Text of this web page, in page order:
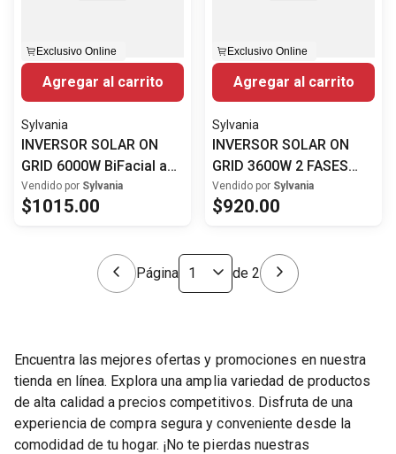
Exclusivo Online
Agregar al carrito
Sylvania
INVERSOR SOLAR ON
GRID 6000W BiFacial a
240V.
Vendido por Sylvania
$1015.00
Exclusivo Online
Agregar al carrito
Sylvania
INVERSOR SOLAR ON
GRID 3600W 2 FASES
240V
Vendido por Sylvania
$920.00
Página de 2
Encuentra las mejores ofertas y promociones en nuestra
tienda en línea. Explora una amplia variedad de productos
de alta calidad a precios competitivos. Disfruta de una
experiencia de compra segura y conveniente desde la
comodidad de tu hogar. ¡No te pierdas nuestras